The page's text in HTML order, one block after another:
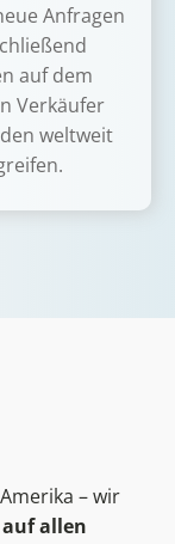
Anfragen
auf dem
Verkäufer
weltweit
– wir
auf allen